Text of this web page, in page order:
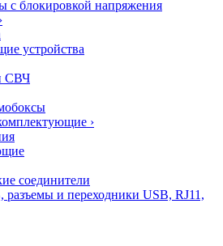
с блокировкой напряжения
›
устройства
СВЧ
›
соединители
разъемы и переходники USB, RJ11,